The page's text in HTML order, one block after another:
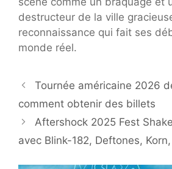
destructeur de la ville
reconnaissance qui fait ses
monde réel.
Tournée américaine 2026
comment obtenir des billets
Aftershock 2025 Fest
avec Blink-182, Deftones,